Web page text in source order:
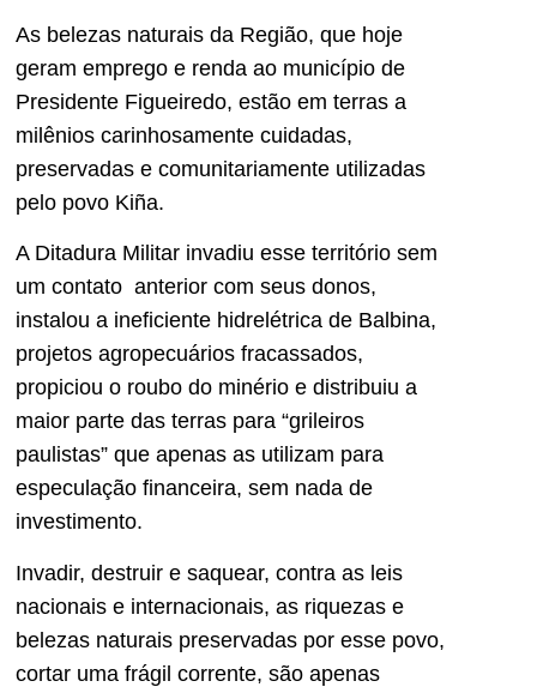
As belezas naturais da Região, que hoje
geram emprego e renda ao município de
Presidente Figueiredo, estão em terras a
milênios carinhosamente cuidadas,
preservadas e comunitariamente utilizadas
pelo povo Kiña.
A Ditadura Militar invadiu esse território sem
um contato anterior com seus donos,
instalou a ineficiente hidrelétrica de Balbina,
projetos agropecuários fracassados,
propiciou o roubo do minério e distribuiu a
maior parte das terras para “grileiros
paulistas” que apenas as utilizam para
especulação financeira, sem nada de
investimento.
Invadir, destruir e saquear, contra as leis
nacionais e internacionais, as riquezas e
belezas naturais preservadas por esse povo,
cortar uma frágil corrente, são apenas